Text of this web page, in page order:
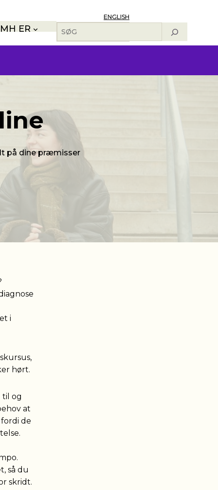
ER
ENGLISH
Søg
på dine præmisser
i
hørt.
til og
at
de
så du
skridt.